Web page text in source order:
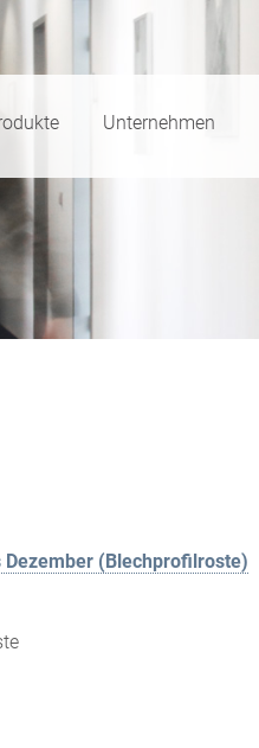
Unternehmen
Dezember (Blechprofilroste)